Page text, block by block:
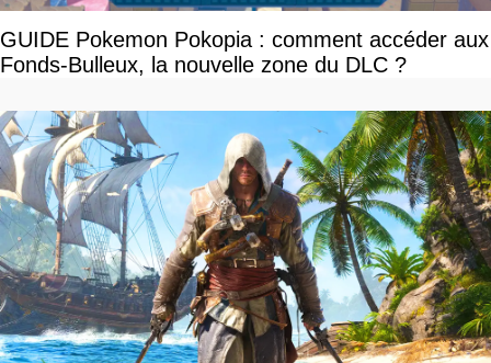
GUIDE Pokemon Pokopia : comment accéder aux
Fonds-Bulleux, la nouvelle zone du DLC ?